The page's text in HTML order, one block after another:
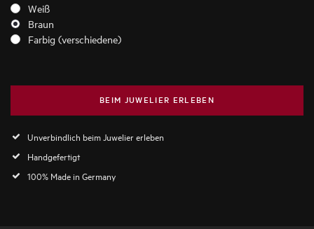
Weiß
Braun
Farbig (verschiedene)
BEIM JUWELIER ERLEBEN
Unverbindlich beim Juwelier erleben
Handgefertigt
100% Made in Germany